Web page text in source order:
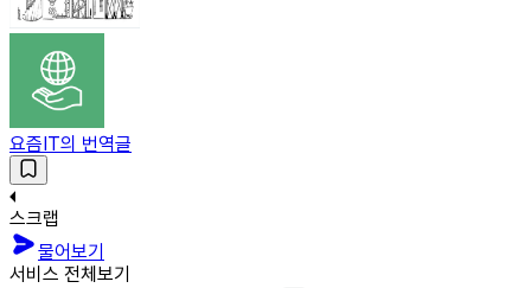
요즘IT의 번역글
스크랩
물어보기
서비스 전체보기